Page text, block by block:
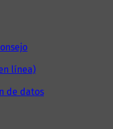
línea)
de datos